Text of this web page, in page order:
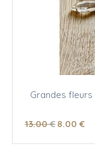
Grandes
13.00 € 8.00 €